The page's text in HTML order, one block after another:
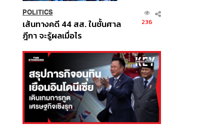
POLITICS
เส้นทางคดี 44 สส. ในชั้นศาล
ฎีกา จะรู้ผลเมื่อไร
236